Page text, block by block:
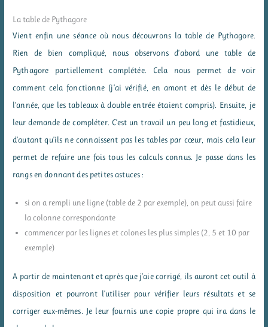
La table de Pythagore
Vient enfin une séance où nous découvrons la table de Pythagore.
Rien de bien compliqué, nous observons d’abord une table de
Pythagore partiellement complétée. Cela nous permet de voir
comment cela fonctionne (j’ai vérifié, en amont et dès le début de
l’année, que les tableaux à double entrée étaient compris). Ensuite, je
leur demande de compléter. C’est un travail un peu long et fastidieux,
d’autant qu’ils ne connaissent pas les tables par cœur, mais cela leur
permet de refaire une fois tous les calculs connus. Je passe dans les
rangs en donnant des petites astuces :
si on a rempli une ligne (table de 2 par exemple), on peut aussi faire
la colonne correspondante
commencer par les lignes et colones les plus simples (2, 5 et 10 par
exemple)
A partir de maintenant et après que j’aie corrigé, ils auront cet outil à
disposition et pourront l’utiliser pour vérifier leurs résultats et se
corriger eux-mêmes. Je leur fournis une copie propre qui ira dans le